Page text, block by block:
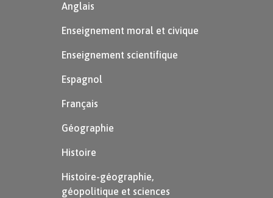
Anglais
Enseignement moral et civique
Enseignement scientifique
Espagnol
Français
Géographie
Histoire
Histoire-géographie,
géopolitique et sciences